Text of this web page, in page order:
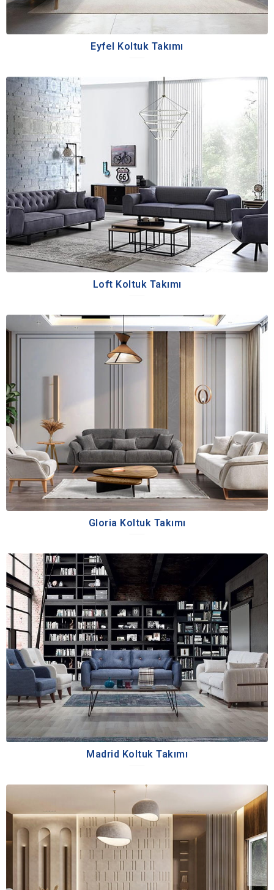
Eyfel Koltuk Takımı
Loft Koltuk Takımı
Gloria Koltuk Takımı
Madrid Koltuk Takımı